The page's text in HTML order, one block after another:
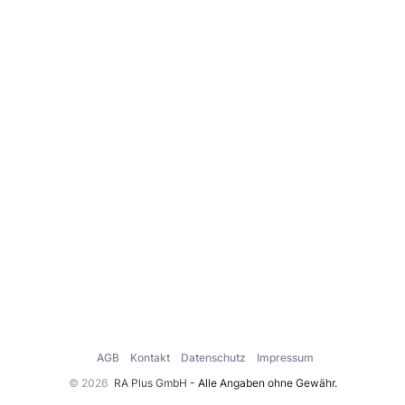
© 2026 RA Plus GmbH - Alle Angaben ohne Gewähr.
AGB Kontakt Datenschutz Impressum